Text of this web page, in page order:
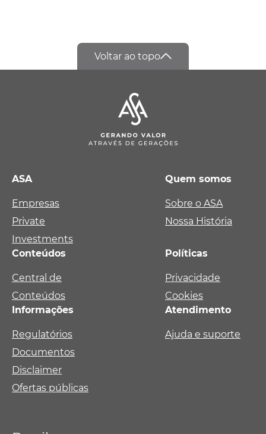
Voltar ao topo
ASA
Empresas
Private
Investments
Quem somos
Sobre o ASA
Nossa História
Conteúdos
Central de
Conteúdos
Políticas
Privacidade
Cookies
Informações
Regulatórios
Documentos
Disclaimer
Ofertas públicas
Atendimento
Ajuda e suporte